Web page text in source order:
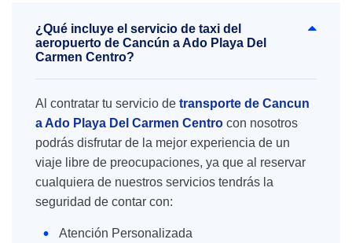
¿Qué incluye el servicio de taxi del
aeropuerto de Cancún a Ado Playa Del
Carmen Centro?
Al contratar tu servicio de transporte de Cancun
a Ado Playa Del Carmen Centro con nosotros
podrás disfrutar de la mejor experiencia de un
viaje libre de preocupaciones, ya que al reservar
cualquiera de nuestros servicios tendrás la
seguridad de contar con:
Atención Personalizada